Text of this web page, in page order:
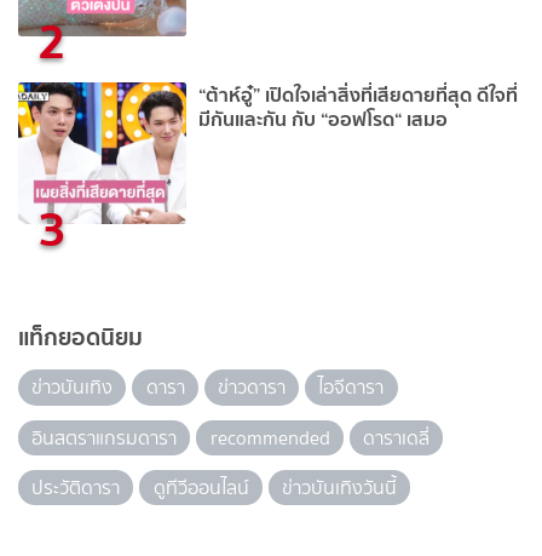
2
3
“ต้าห์อู๋” เปิดใจเล่าสิ่งที่เสียดายที่สุด ดีใจที่
มีกันและกัน กับ “ออฟโรด“ เสมอ
แท็กยอดนิยม
ข่าวบันเทิง ดารา ข่าวดารา
ไอจีดารา
อินสตราแกรมดารา
recommended
ดาราเดลี่
ประวัติดารา
ดูทีวีออนไลน์ ข่าวบันเทิงวันนี้